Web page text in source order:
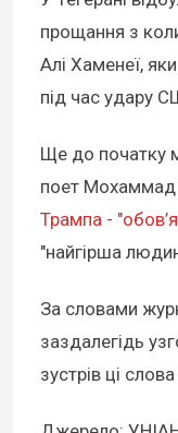
прощання з
Алі Хаменеї,
під час удару
Ще до початку
поет Мохаммад
Трампа -
"найгірша
За словами
заздалегідь
зустрів ці